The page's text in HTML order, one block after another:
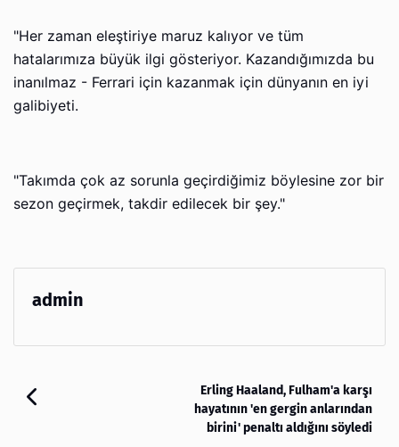
"Her zaman eleştiriye maruz kalıyor ve tüm
hatalarımıza büyük ilgi gösteriyor. Kazandığımızda bu
inanılmaz - Ferrari için kazanmak için dünyanın en iyi
galibiyeti.
"Takımda çok az sorunla geçirdiğimiz böylesine zor bir
sezon geçirmek, takdir edilecek bir şey."
admin
Erling Haaland, Fulham'a karşı
hayatının 'en gergin anlarından
birini' penaltı aldığını söyledi